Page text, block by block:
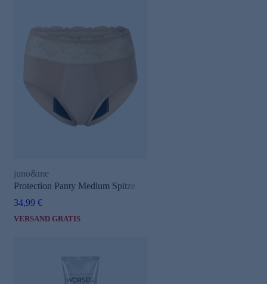
juno&me
Protection Panty Medium Spitze
34,99 €
VERSAND GRATIS